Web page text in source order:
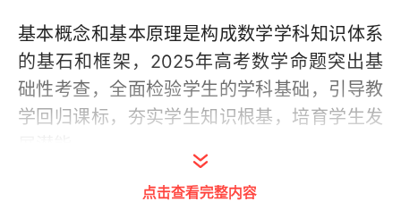
基本概念和基本原理是构成数学学科知识体系
的基石和框架，2025年高考数学命题突出基
础性考查，全面检验学生的学科基础，引导教
学回归课标，夯实学生知识根基，培育学生发
全面考查基础知识，检验学生的知识掌握
点击查看完整内容